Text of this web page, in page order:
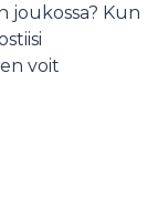
joukossa? Kun
voit